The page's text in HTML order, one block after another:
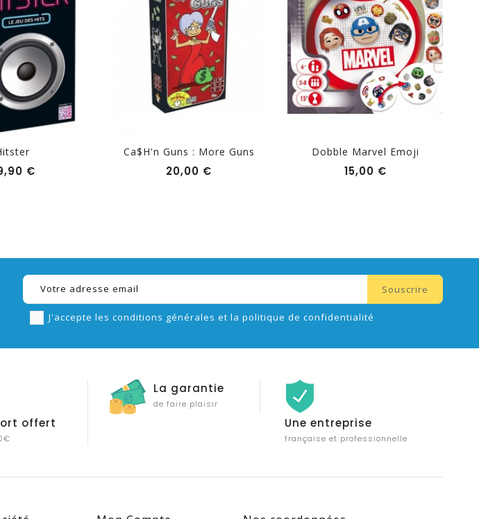
€
Ca$h'n Guns : More Guns
20,00 €
Dobble Marvel Emoji
15,00 €Prix
J'accepte les conditions générales et la politique de confidentialité
offert
La garantie
de faire plaisir
Une entreprise
française et professionnelle